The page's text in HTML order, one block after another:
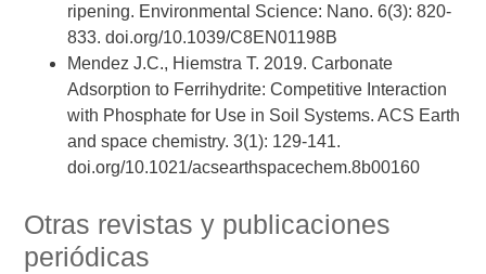
ripening. Environmental Science: Nano. 6(3): 820-
833. doi.org/10.1039/C8EN01198B
Mendez J.C., Hiemstra T. 2019. Carbonate
Adsorption to Ferrihydrite: Competitive Interaction
with Phosphate for Use in Soil Systems. ACS Earth
and space chemistry. 3(1): 129-141.
doi.org/10.1021/acsearthspacechem.8b00160
Otras revistas y publicaciones
periódicas